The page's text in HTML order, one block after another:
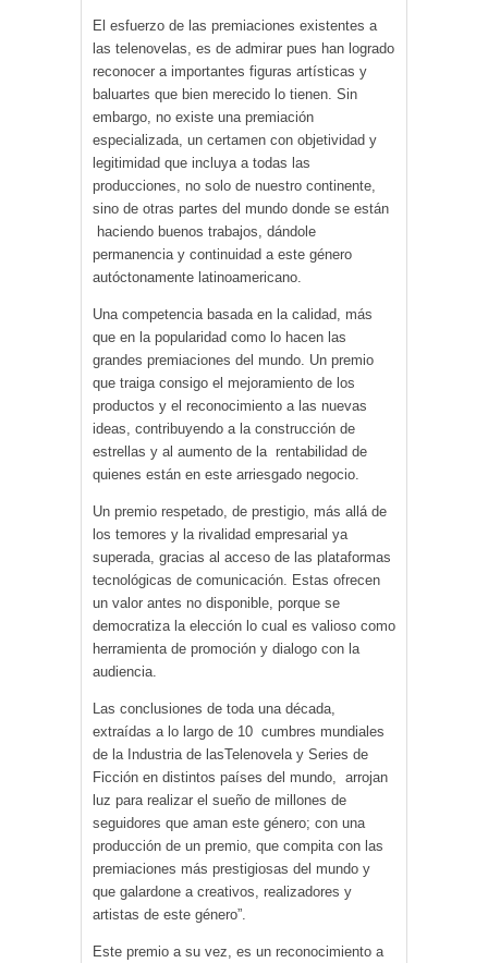
El esfuerzo de las premiaciones existentes a
las telenovelas, es de admirar pues han logrado
reconocer a importantes figuras artísticas y
baluartes que bien merecido lo tienen. Sin
embargo, no existe una premiación
especializada, un certamen con objetividad y
legitimidad que incluya a todas las
producciones, no solo de nuestro continente,
sino de otras partes del mundo donde se están
haciendo buenos trabajos, dándole
permanencia y continuidad a este género
autóctonamente latinoamericano.
Una competencia basada en la calidad, más
que en la popularidad como lo hacen las
grandes premiaciones del mundo. Un premio
que traiga consigo el mejoramiento de los
productos y el reconocimiento a las nuevas
ideas, contribuyendo a la construcción de
estrellas y al aumento de la rentabilidad de
quienes están en este arriesgado negocio.
Un premio respetado, de prestigio, más allá de
los temores y la rivalidad empresarial ya
superada, gracias al acceso de las plataformas
tecnológicas de comunicación. Estas ofrecen
un valor antes no disponible, porque se
democratiza la elección lo cual es valioso como
herramienta de promoción y dialogo con la
audiencia.
Las conclusiones de toda una década,
extraídas a lo largo de 10 cumbres mundiales
de la Industria de lasTelenovela y Series de
Ficción en distintos países del mundo, arrojan
luz para realizar el sueño de millones de
seguidores que aman este género; con una
producción de un premio, que compita con las
premiaciones más prestigiosas del mundo y
que galardone a creativos, realizadores y
artistas de este género”.
Este premio a su vez, es un reconocimiento a